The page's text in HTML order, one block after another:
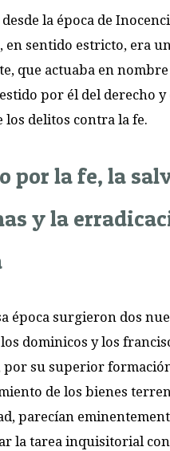
la época de
sentido estricto, era
que actuaba en nombre
por él del derecho
los delitos contra la fe.
por la fe, la
y la
época surgieron dos
dominicos y los
por su superior
de los bienes
parecían
la tarea inquisitorial